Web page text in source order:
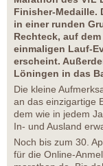
Finisher-Medaille.
in einer runden
Rechteck, auf
einmaligen Lauf-
erscheint.
Löningen in das
Die kleine
an das einzigartige
dem wie in jedem
In- und Ausland
Noch bis zum 30.
für die Online-